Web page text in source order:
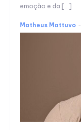
emoção e da […]
Matheus Mattuvo -